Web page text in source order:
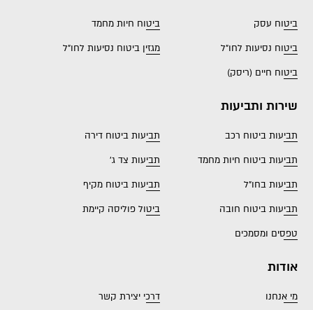
ביטוח עסק
ביטוח חיות מחמד
ביטוח נסיעות לחו"ל
מגזין ביטוח נסיעות לחו"ל
ביטוח חיים (ריסק)
שירות ותביעות
תביעות ביטוח רכב
תביעות ביטוח דירה
תביעות ביטוח חיות מחמד
תביעות צד ג'
תביעות בחו"ל
תביעות ביטוח מקיף
תביעות ביטוח חובה
ביטול פוליסה קיימת
טפסים ומסמכים
אודות
מי אנחנו
דרכי יצירת קשר